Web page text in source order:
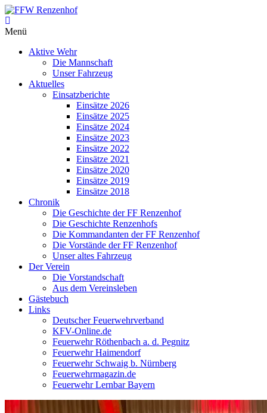
Zum
Inhalt
springen
FFW
Renzenhof
Löschen
Menü
Aktive Wehr
Die Mannschaft
Unser Fahrzeug
Aktuelles
Einsatzberichte
Einsätze 2026
Einsätze 2025
Einsätze 2024
Einsätze 2023
Einsätze 2022
Einsätze 2021
Einsätze 2020
Einsätze 2019
Einsätze 2018
Chronik
Die Geschichte der FF Renzenhof
Die Geschichte Renzenhofs
Die Kommandanten der FF Renzenhof
Die Vorstände der FF Renzenhof
Unser altes Fahrzeug
Der Verein
Die Vorstandschaft
Aus dem Vereinsleben
Gästebuch
Links
Deutscher Feuerwehrverband
KFV-Online.de
Feuerwehr Röthenbach a. d. Pegnitz
Feuerwehr Haimendorf
Feuerwehr Schwaig b. Nürnberg
Feuerwehrmagazin.de
Feuerwehr Lernbar Bayern